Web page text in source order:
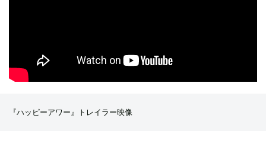
『ハッピーアワー』トレイラー映像